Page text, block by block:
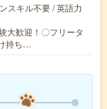
スキル不要 / 英語力
大歓迎！〇フリータ
持ち…